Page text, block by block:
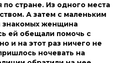
по стране. Из одного места
А затем с маленьким
знакомых женщина
ей обещали помочь с
и на этот раз ничего не
ночевать на